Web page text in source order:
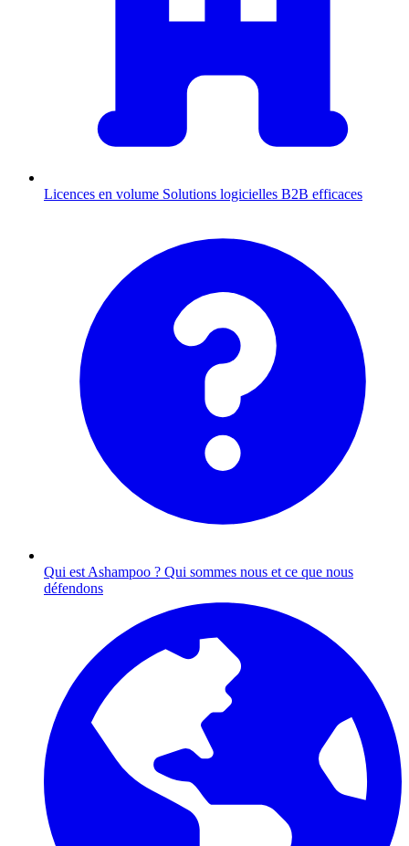
Licences en volume Solutions logicielles B2B efficaces
Qui est Ashampoo ? Qui sommes nous et ce que nous
défendons